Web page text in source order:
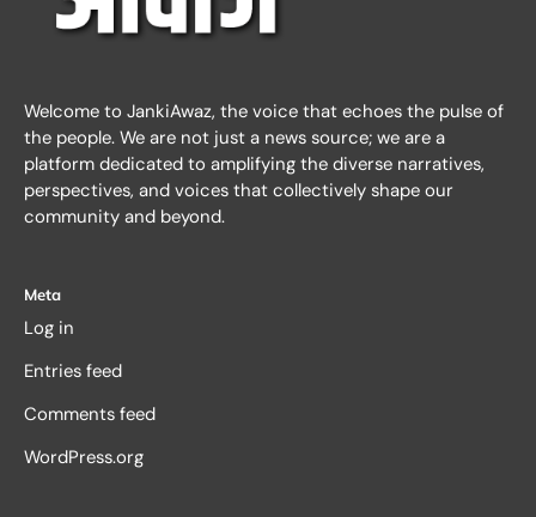
Welcome to JankiAwaz, the voice that echoes the pulse of
the people. We are not just a news source; we are a
platform dedicated to amplifying the diverse narratives,
perspectives, and voices that collectively shape our
community and beyond.
Meta
Log in
Entries feed
Comments feed
WordPress.org